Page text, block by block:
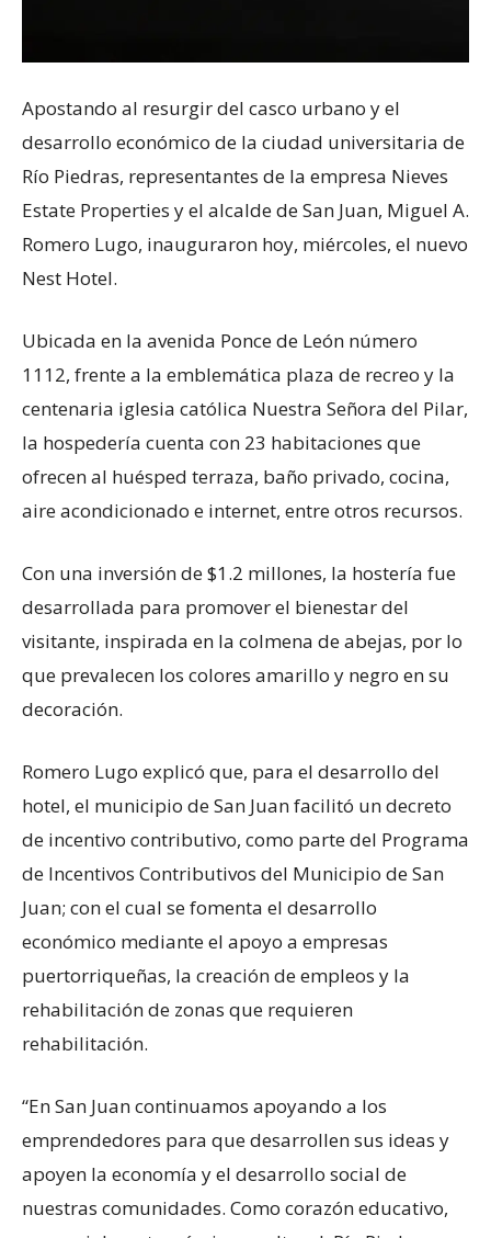
Apostando al resurgir del casco urbano y el
desarrollo económico de la ciudad universitaria de
Río Piedras, representantes de la empresa Nieves
Estate Properties y el alcalde de San Juan, Miguel A.
Romero Lugo, inauguraron hoy, miércoles, el nuevo
Nest Hotel.
Ubicada en la avenida Ponce de León número
1112, frente a la emblemática plaza de recreo y la
centenaria iglesia católica Nuestra Señora del Pilar,
la hospedería cuenta con 23 habitaciones que
ofrecen al huésped terraza, baño privado, cocina,
aire acondicionado e internet, entre otros recursos.
Con una inversión de $1.2 millones, la hostería fue
desarrollada para promover el bienestar del
visitante, inspirada en la colmena de abejas, por lo
que prevalecen los colores amarillo y negro en su
decoración.
Romero Lugo explicó que, para el desarrollo del
hotel, el municipio de San Juan facilitó un decreto
de incentivo contributivo, como parte del Programa
de Incentivos Contributivos del Municipio de San
Juan; con el cual se fomenta el desarrollo
económico mediante el apoyo a empresas
puertorriqueñas, la creación de empleos y la
rehabilitación de zonas que requieren
rehabilitación.
“En San Juan continuamos apoyando a los
emprendedores para que desarrollen sus ideas y
apoyen la economía y el desarrollo social de
nuestras comunidades. Como corazón educativo,